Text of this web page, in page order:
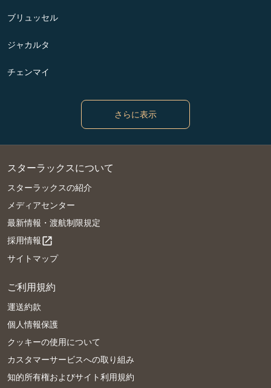
ブリュッセル
ジャカルタ
チェンマイ
さらに表示
スターラックスについて
スターラックスの紹介
メディアセンター
最新情報・渡航制限規定
採用情報open_in_new
サイトマップ
ご利用規約
運送約款
個人情報保護
クッキーの使用について
カスタマーサービスへの取り組み
知的所有権およびサイト利用規約